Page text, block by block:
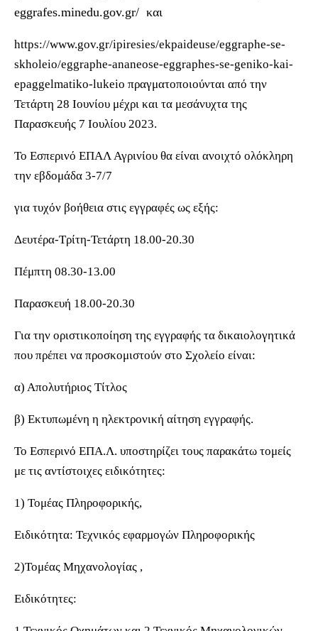
eggrafes.minedu.gov.gr/ και
https://www.gov.gr/ipiresies/ekpaideuse/eggraphe-se-
skholeio/eggraphe-ananeose-eggraphes-se-geniko-kai-
epaggelmatiko-lukeio πραγματοποιούνται από την
Τετάρτη 28 Ιουνίου μέχρι και τα μεσάνυχτα της
Παρασκευής 7 Ιουλίου 2023.
Το Εσπερινό ΕΠΑΛ Αγρινίου θα είναι ανοιχτό ολόκληρη
την εβδομάδα 3-7/7
για τυχόν βοήθεια στις εγγραφές ως εξής:
Δευτέρα-Τρίτη-Τετάρτη 18.00-20.30
Πέμπτη 08.30-13.00
Παρασκευή 18.00-20.30
Για την οριστικοποίηση της εγγραφής τα δικαιολογητικά
που πρέπει να προσκομιστούν στο Σχολείο είναι:
α) Απολυτήριος Τίτλος
β) Εκτυπωμένη η ηλεκτρονική αίτηση εγγραφής.
To Εσπερινό ΕΠΑ.Λ. υποστηρίζει τους παρακάτω τομείς
με τις αντίστοιχες ειδικότητες:
1) Τομέας Πληροφορικής,
Ειδικότητα: Τεχνικός εφαρμογών Πληροφορικής
2)Τομέας Μηχανολογίας ,
Ειδικότητες: